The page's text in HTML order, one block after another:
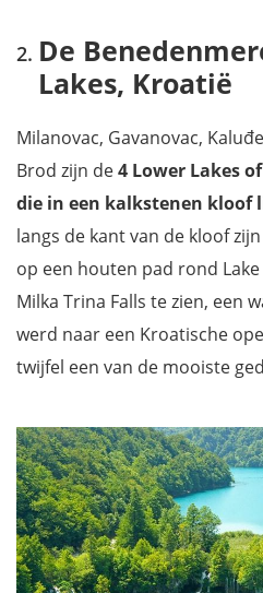
De
Lakes, Kroatië
Milanovac, Gavanovac,
Brod zijn de4 Lower Lakes
die in een kalkstenen kloof
langs de kant van de kloof
op een houten pad rond
Milka Trina Falls te zien, een
werd naar een Kroatische
twijfel een van de mooiste